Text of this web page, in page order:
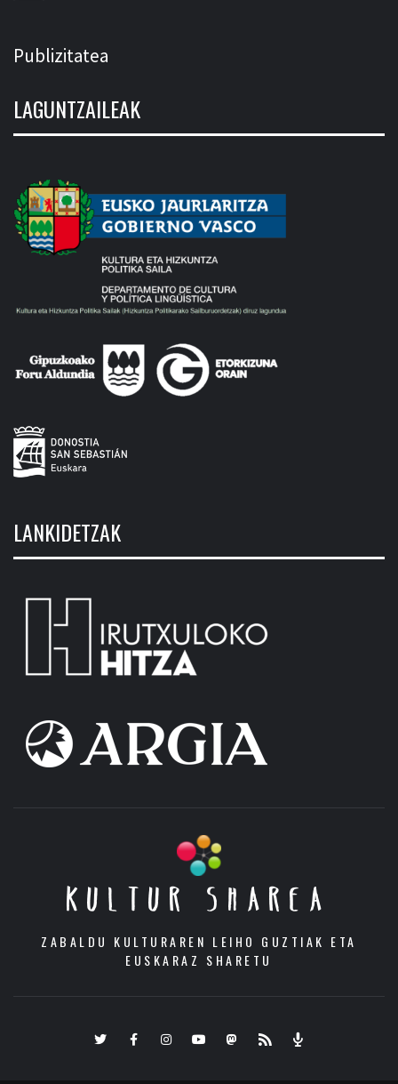
Publizitatea
LAGUNTZAILEAK
LANKIDETZAK
KULTUR SHAREA
ZABALDU KULTURAREN LEIHO GUZTIAK ETA
EUSKARAZ SHARETU
TwitterFacebookInstagramYoutubeMastodon.eus
RSS Podcast